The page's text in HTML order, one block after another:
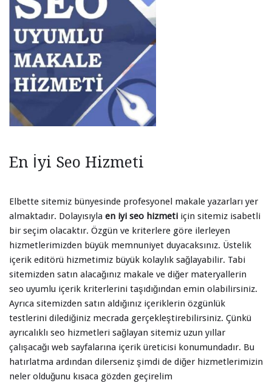
En İyi Seo Hizmeti
Elbette sitemiz bünyesinde profesyonel makale yazarları yer
almaktadır. Dolayısıyla en iyi seo hizmeti için sitemiz isabetli
bir seçim olacaktır. Özgün ve kriterlere göre ilerleyen
hizmetlerimizden büyük memnuniyet duyacaksınız. Üstelik
içerik editörü hizmetimiz büyük kolaylık sağlayabilir. Tabi
sitemizden satın alacağınız makale ve diğer materyallerin
seo uyumlu içerik kriterlerini taşıdığından emin olabilirsiniz.
Ayrıca sitemizden satın aldığınız içeriklerin özgünlük
testlerini dilediğiniz mecrada gerçekleştirebilirsiniz. Çünkü
ayrıcalıklı seo hizmetleri sağlayan sitemiz uzun yıllar
çalışacağı web sayfalarına içerik üreticisi konumundadır. Bu
hatırlatma ardından dilerseniz şimdi de diğer hizmetlerimizin
neler olduğunu kısaca gözden geçirelim